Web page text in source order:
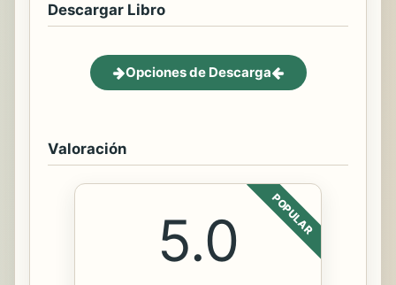
Descargar Libro
Opciones de Descarga
Valoración
POPULAR
5.0